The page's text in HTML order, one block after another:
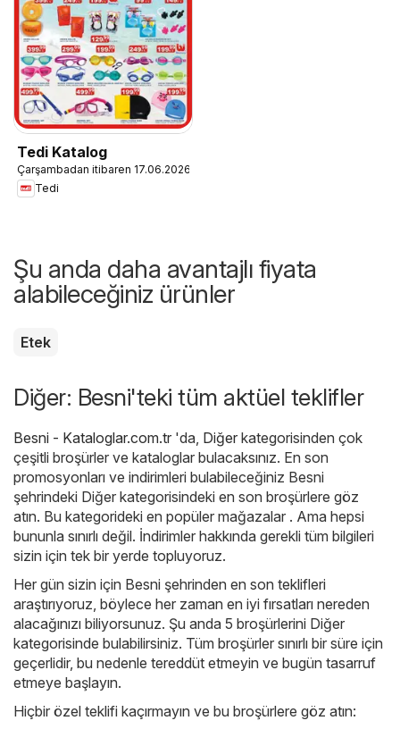
Tedi Katalog
Çarşambadan itibaren 17.06.2026
Tedi
Şu anda daha avantajlı fiyata
alabileceğiniz ürünler
Etek
Diğer: Besni'teki tüm aktüel teklifler
Besni - Kataloglar.com.tr 'da, Diğer kategorisinden çok
çeşitli broşürler ve kataloglar bulacaksınız. En son
promosyonları ve indirimleri bulabileceğiniz Besni
şehrindeki Diğer kategorisindeki en son broşürlere göz
atın. Bu kategorideki en popüler mağazalar . Ama hepsi
bununla sınırlı değil. İndirimler hakkında gerekli tüm bilgileri
sizin için tek bir yerde topluyoruz.
Her gün sizin için Besni şehrinden en son teklifleri
araştırıyoruz, böylece her zaman en iyi fırsatları nereden
alacağınızı biliyorsunuz. Şu anda 5 broşürlerini Diğer
kategorisinde bulabilirsiniz. Tüm broşürler sınırlı bir süre için
geçerlidir, bu nedenle tereddüt etmeyin ve bugün tasarruf
etmeye başlayın.
Hiçbir özel teklifi kaçırmayın ve bu broşürlere göz atın: